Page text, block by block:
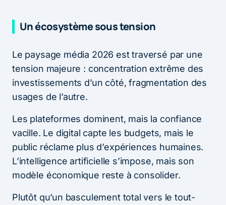
Un écosystème sous tension
Le paysage média 2026 est traversé par une
tension majeure : concentration extrême des
investissements d’un côté, fragmentation des
usages de l’autre.
Les plateformes dominent, mais la confiance
vacille. Le digital capte les budgets, mais le
public réclame plus d’expériences humaines.
L’intelligence artificielle s’impose, mais son
modèle économique reste à consolider.
Plutôt qu’un basculement total vers le tout-